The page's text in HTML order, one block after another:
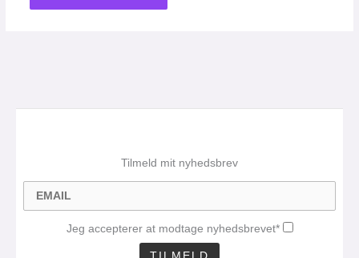
Tilmeld mit nyhedsbrev
Jeg accepterer at modtage nyhedsbrevet*